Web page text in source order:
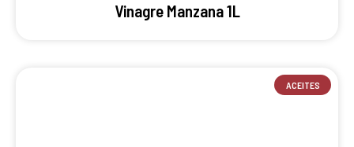
Vinagre Manzana 1L
ACEITES